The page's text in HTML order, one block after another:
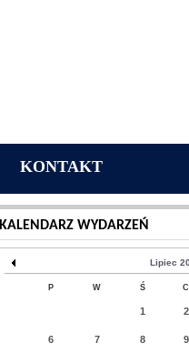
KONTAKT
KALENDARZ WYDARZEŃ
Lipiec
P W Ś C
1 2
6 7 8 9